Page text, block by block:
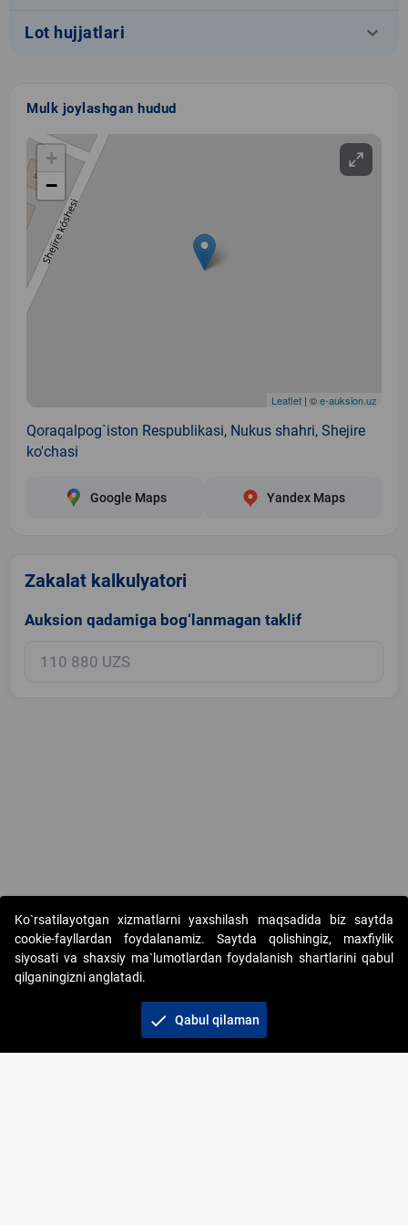
Lot hujjatlari keyboard_arrow_down
Mulk joylashgan hudud
+
−
Leaflet | ©e-auksion.uz
Qoraqalpog`iston Respublikasi, Nukus shahri, Shejire
ko'chasi
Google Maps Yandex Maps
Zakalat kalkulyatori
Auksion qadamiga bog‘lanmagan taklif
Copyright © 2017-2026. "Elektron onlayn-auksionlarni tashkil etish"
AJ. Barcha huquqlar himoyalangan
+998 71 202-21-11
Ko`rsatilayotgan xizmatlarni yaxshilash maqsadida biz saytda
cookie-fayllardan foydalanamiz. Saytda qolishingiz, maxfiylik
siyosati va shaxsiy ma`lumotlardan foydalanish shartlarini qabul
qilganingizni anglatadi.
check Qabul qilaman